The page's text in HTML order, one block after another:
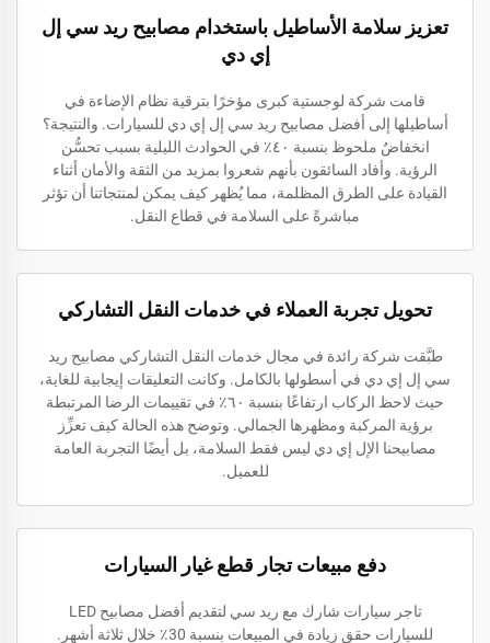
تعزيز سلامة الأساطيل باستخدام مصابيح ريد سي إل
إي دي
قامت شركة لوجستية كبرى مؤخرًا بترقية نظام الإضاءة في
أساطيلها إلى أفضل مصابيح ريد سي إل إي دي للسيارات. والنتيجة؟
انخفاضٌ ملحوظ بنسبة ٤٠٪ في الحوادث الليلية بسبب تحسُّن
الرؤية. وأفاد السائقون بأنهم شعروا بمزيد من الثقة والأمان أثناء
القيادة على الطرق المظلمة، مما يُظهر كيف يمكن لمنتجاتنا أن تؤثر
مباشرةً على السلامة في قطاع النقل.
تحويل تجربة العملاء في خدمات النقل التشاركي
طبَّقت شركة رائدة في مجال خدمات النقل التشاركي مصابيح ريد
سي إل إي دي في أسطولها بالكامل. وكانت التعليقات إيجابية للغاية،
حيث لاحظ الركاب ارتفاعًا بنسبة ٦٠٪ في تقييمات الرضا المرتبطة
برؤية المركبة ومظهرها الجمالي. وتوضح هذه الحالة كيف تعزِّز
مصابيحنا الإل إي دي ليس فقط السلامة، بل أيضًا التجربة العامة
للعميل.
دفع مبيعات تجار قطع غيار السيارات
تاجر سيارات شارك مع ريد سي لتقديم أفضل مصابيح LED
للسيارات حقق زيادة في المبيعات بنسبة 30٪ خلال ثلاثة أشهر.